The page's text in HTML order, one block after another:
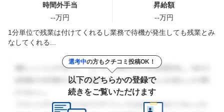
時間外手当
--万円
昇給額
--万円
1分単位で残業は付けてくれるし業務で待機が発生しても残業とみ
なしてくれる...
選考中の方もクチコミ投稿OK！
以下のどちらかの登録で
続きをご覧いただけます